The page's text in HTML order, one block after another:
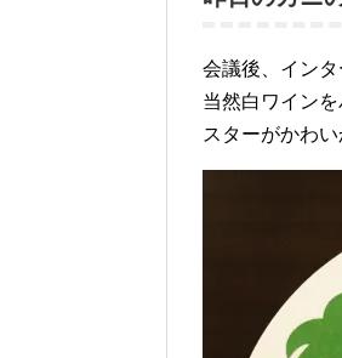
会議後、イン
当然白ワイン
スターがかわ